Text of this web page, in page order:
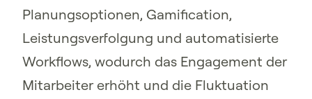
Planungsoptionen, Gamification,
Leistungsverfolgung und automatisierte
Workflows, wodurch das Engagement der
Mitarbeiter erhöht und die Fluktuation